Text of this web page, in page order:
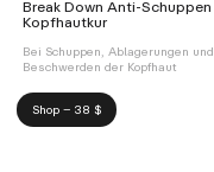
Break Down Anti-Schuppen
Kopfhautkur
Bei Schuppen, Ablagerungen und
Beschwerden der Kopfhaut
Shop – 38 $